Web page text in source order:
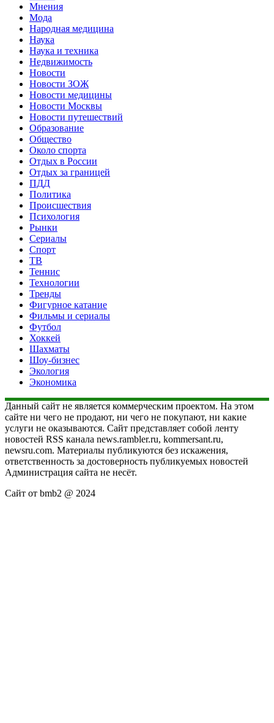
Мнения
Мода
Народная медицина
Наука
Наука и техника
Недвижимость
Новости
Новости ЗОЖ
Новости медицины
Новости Москвы
Новости путешествий
Образование
Общество
Около спорта
Отдых в России
Отдых за границей
ПДД
Политика
Происшествия
Психология
Рынки
Сериалы
Спорт
ТВ
Теннис
Технологии
Тренды
Фигурное катание
Фильмы и сериалы
Футбол
Хоккей
Шахматы
Шоу-бизнес
Экология
Экономика
Данный сайт не является коммерческим проектом. На этом
сайте ни чего не продают, ни чего не покупают, ни какие
услуги не оказываются. Сайт представляет собой ленту
новостей RSS канала news.rambler.ru, kommersant.ru,
newsru.com. Материалы публикуются без искажения,
ответственность за достоверность публикуемых новостей
Администрация сайта не несёт.
Сайт от bmb2 @ 2024